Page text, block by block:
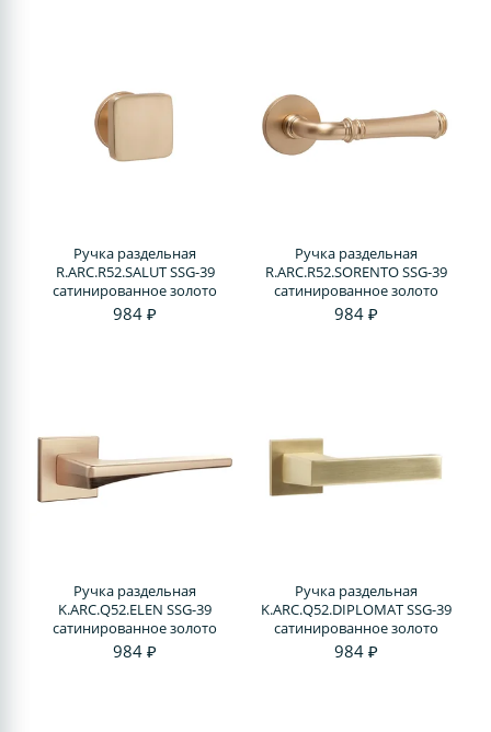
Ручка раздельная
R.ARC.R52.SALUT SSG-39
сатинированное золото
984 ₽
Ручка раздельная
R.ARC.R52.SORENTO SSG-39
сатинированное золото
984 ₽
Ручка раздельная
K.ARC.Q52.ELEN SSG-39
сатинированное золото
984 ₽
Ручка раздельная
K.ARC.Q52.DIPLOMAT SSG-39
сатинированное золото
984 ₽